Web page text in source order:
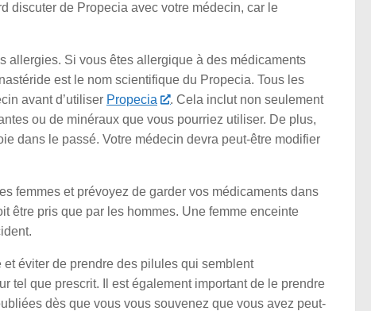
discuter de Propecia avec votre médecin, car le
allergies. Si vous êtes allergique à des médicaments
est le nom scientifique du Propecia. Tous les
avant d’utiliser Propecia
. Cela inclut non seulement
ou de minéraux que vous pourriez utiliser. De plus,
dans le passé. Votre médecin devra peut-être modifier
femmes et prévoyez de garder vos médicaments dans
être pris que par les hommes. Une femme enceinte
éviter de prendre des pilules qui semblent
tel que prescrit. Il est également important de le prendre
dès que vous vous souvenez que vous avez peut-